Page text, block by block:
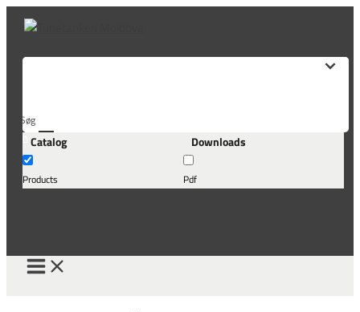
Skip
content
Søg
her...
Catalog
Products
Downloads
Pdf